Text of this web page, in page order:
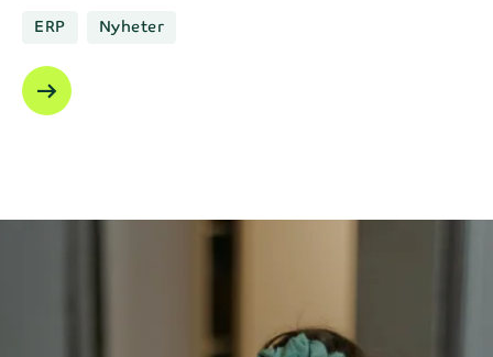
ERP Nyheter
arrow_right_alt